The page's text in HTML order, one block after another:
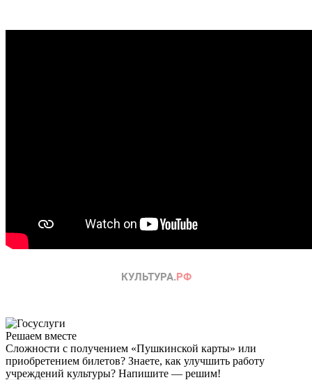
Решаем вместе
Сложности с получением «Пушкинской карты» или
приобретением билетов? Знаете, как улучшить работу
учреждений культуры? Напишите — решим!